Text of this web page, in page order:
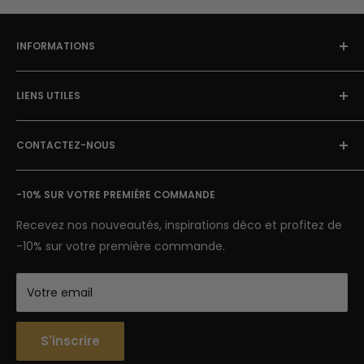
!
INFORMATIONS
À Propos
Blog Street Art
Politique de Retour
Mentions Légales & CGU
Conditions Générales de Vente
LIENS UTILES
FAQ
Avis clients
Suivi de colis
Nous contacter
CONTACTEZ-NOUS
E-mail: contact@street-art-galerie.com
7 jours sur 7
Semaine : 9h-18h | Week-end 9h-12h
-10% SUR VOTRE PREMIÈRE COMMANDE
Recevez nos nouveautés, inspirations déco et profitez de
-10% sur votre première commande.
Votre email
S'inscrire